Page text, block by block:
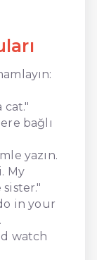
cat."
bağlı
yazın.
My
in your
watch